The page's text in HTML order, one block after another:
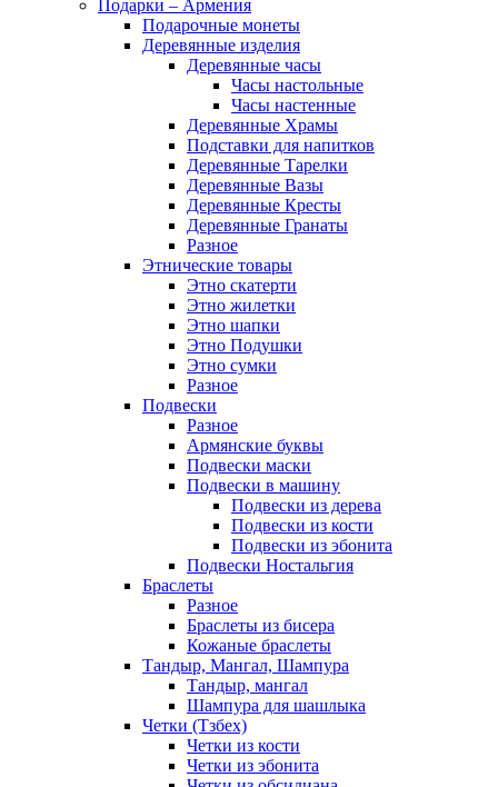
Подарки – Армения
Подарочные монеты
Деревянные изделия
Деревянные часы
Часы настольные
Часы настенные
Деревянные Храмы
Подставки для напитков
Деревянные Тарелки
Деревянные Вазы
Деревянные Кресты
Деревянные Гранаты
Разное
Этнические товары
Этно скатерти
Этно жилетки
Этно шапки
Этно Подушки
Этно сумки
Разное
Подвески
Разное
Армянские буквы
Подвески маски
Подвески в машину
Подвески из дерева
Подвески из кости
Подвески из эбонита
Подвески Ностальгия
Браслеты
Разное
Браслеты из бисера
Кожаные браслеты
Тандыр, Мангал, Шампура
Тандыр, мангал
Шампура для шашлыка
Четки (Тзбех)
Четки из кости
Четки из эбонита